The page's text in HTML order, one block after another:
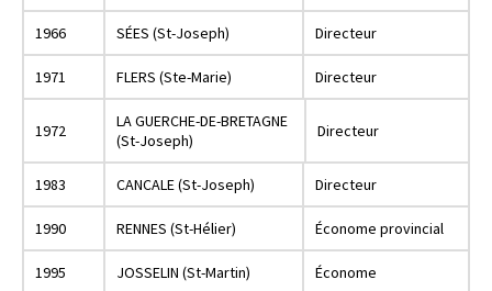
1966 SÉES (St-Joseph) Directeur
1971 FLERS (Ste-Marie) Directeur
1972
LA GUERCHE-DE-BRETAGNE
(St-Joseph)
Directeur
1983 CANCALE (St-Joseph) Directeur
1990 RENNES (St-Hélier) Économe provincial
1995 JOSSELIN (St-Martin) Économe